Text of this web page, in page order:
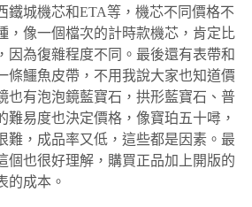
鐵城機芯和ETA等，機芯不同價格不
，像一個檔次的計時款機芯，肯定比
因為復雜程度不同。最後還有表帶和
條鱷魚皮帶，不用我說大家也知道價
也有泡泡鏡藍寶石，拱形藍寶石、普
難易度也決定價格，像寶珀五十噚，
難，成品率又低，這些都是因素。最
個也很好理解，購買正品加上開版的
的成本。